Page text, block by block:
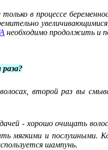
в процессе
необходимо продолжить и
второй раз вы
- хорошо очищать
мягкими и
шампунь.